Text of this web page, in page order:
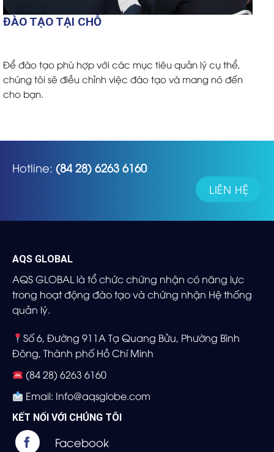
ĐÀO TẠO TẠI CHỖ
Để đào tạo phù hợp với các mục tiêu quản lý cụ thể,
chúng tôi sẽ điều chỉnh việc đào tạo và mang nó đến
cho bạn.
Hotline: (84 28) 6263 6160
LIÊN HỆ
AQS GLOBAL
AQS GLOBAL là tổ chức chứng nhận có năng lực
trong hoạt động đào tạo và chứng nhận Hệ thống
quản lý.
Số 6, Đường 911A Tạ Quang Bửu, Phường Bình
Đông, Thành phố Hồ Chí Minh
(84 28) 6263 6160
Email: Info@aqsglobe.com
KẾT NỐI VỚI CHÚNG TÔI